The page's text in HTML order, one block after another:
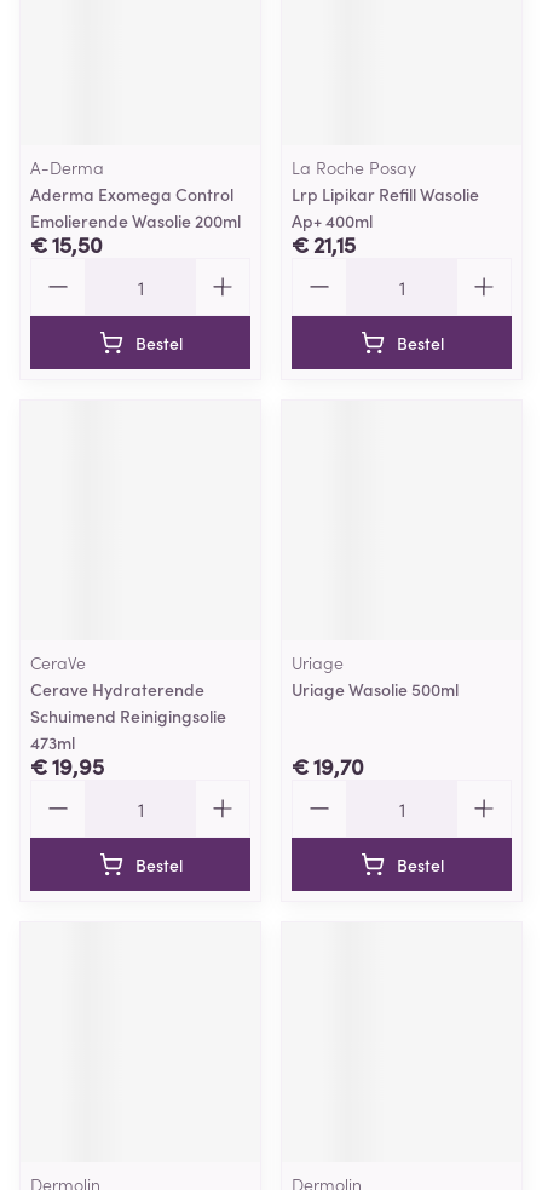
A-Derma
Aderma Exomega Control
Emolierende Wasolie 200ml
€ 15,50
Bestel
La Roche Posay
Lrp Lipikar Refill Wasolie
Ap+ 400ml
€ 21,15
Bestel
CeraVe
Cerave Hydraterende
Schuimend Reinigingsolie
473ml
€ 19,95
Bestel
Uriage
Uriage Wasolie 500ml
€ 19,70
Bestel
Dermolin Dermolin